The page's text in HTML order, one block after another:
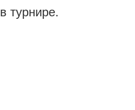
в турнире.